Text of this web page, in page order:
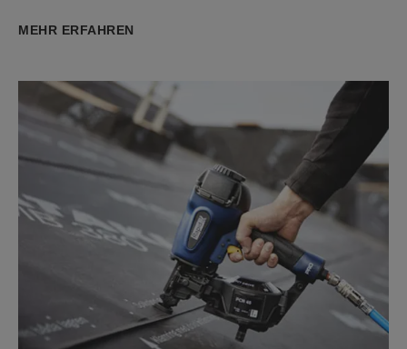
MEHR ERFAHREN